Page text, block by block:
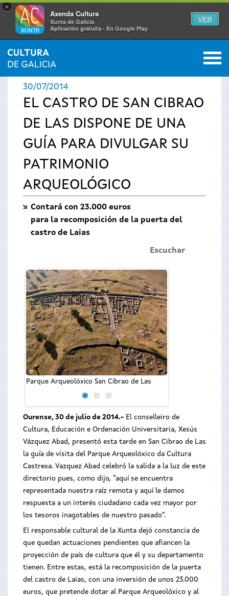
×
Axenda Cultura
Xunta de Galicia
Aplicación gratuíta - En Google Play
VER
Se
encuentra
usted
aquí
INICIO › ACTUALIDAD 0
30/07/2014
EL CASTRO DE SAN CIBRAO
DE LAS DISPONE DE UNA
GUÍA PARA DIVULGAR SU
PATRIMONIO
ARQUEOLÓGICO
Contará con 23.000 euros
para la recomposición de la puerta del
castro de Laias
Escuchar
Parque Arqueolóxico San Cibrao de Las
Ourense, 30 de julio de 2014.- El conselleiro de
Cultura, Educación e Ordenación Universitaria, Xesús
Vázquez Abad, presentó esta tarde en San Cibrao de Las
la guía de visita del Parque Arqueolóxico da Cultura
Castrexa. Vazquez Abad celebró la salida a la luz de este
directorio pues, como dijo, “aquí se encuentra
representada nuestra raíz remota y aquí le damos
respuesta a un interés ciudadano cada vez mayor por
los tesoros inagotables de nuestro pasado”.
El responsable cultural de la Xunta dejó constancia de
que quedan actuaciones pendientes que afiancen la
proyección de país de cultura que él y su departamento
tienen. Entre estas, está la recomposición de la puerta
del castro de Laias, con una inversión de unos 23.000
euros, que pretende dotar al Parque Arqueolóxico y al